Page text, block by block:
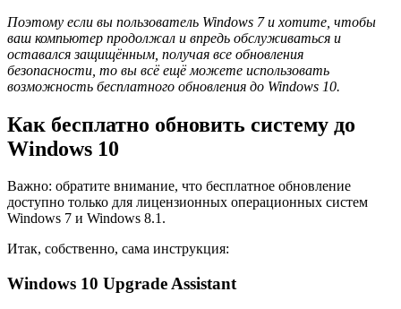
Поэтому если вы пользователь Windows 7 и хотите, чтобы
ваш компьютер продолжал и впредь обслуживаться и
оставался защищённым, получая все обновления
безопасности, то вы всё ещё можете использовать
возможность бесплатного обновления до Windows 10.
Как бесплатно обновить систему до
Windows 10
Важно: обратите внимание, что бесплатное обновление
доступно только для лицензионных операционных систем
Windows 7 и Windows 8.1.
Итак, собственно, сама инструкция:
Windows 10 Upgrade Assistant